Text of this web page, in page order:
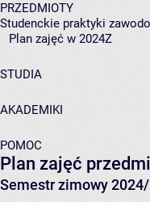
PRZEDMIOTY
Studenckie praktyki
Plan zajęć w 2024Z
STUDIA
AKADEMIKI
POMOC
Plan zajęć
Semestr zimowy